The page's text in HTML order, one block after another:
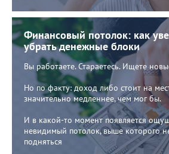
Финансовый потолок: как
убрать денежные блоки
Вы работаете. Стараетесь. Ищете
Но по факту: доход либо стоит на
значительно медленнее, чем мог бы.
И в какой-то момент появляется
невидимый потолок, выше которого
подняться